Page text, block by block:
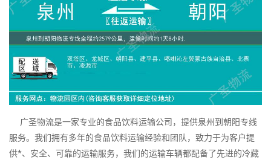
广圣物流是一家专业的食品饮料运输公司，提供泉州到朝阳专线
服务。我们拥有多年的食品饮料运输经验和团队，致力于为客户提
供*、安全、可靠的运输服务，我们的运输车辆都配备了先进的冷藏